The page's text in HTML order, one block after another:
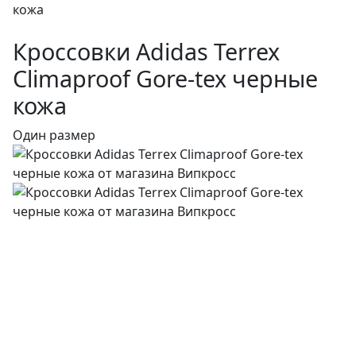
кожа
Кроссовки Adidas Terrex
Climaproof Gore-tex черные
кожа
Один размер